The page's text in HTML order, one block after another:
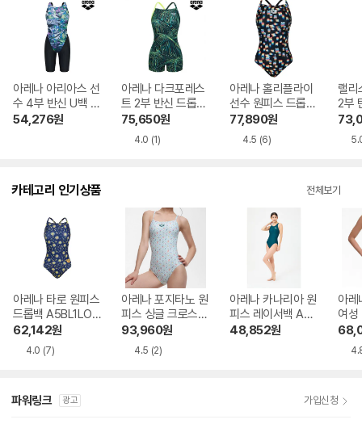
아레나 아리아스 선
수 4부 반신 U백 A
4FL1CE08BLK
54,276원
아레나 다크포레스
트 2부 반신 드롭백
A4FL1LH24GRN
75,650원
4.0 (1)
아레나 홀리플라이
선수 원피스 드롭백
A5FL1CO02BLK
77,890원
4.5 (6)
랠리
2부
카테고리 인기상품 전체보기
아레나 타로 원피스
드롭백 A5BL1LO1
3NVY
62,142원
4.0 (7)
아레나 포지타노 원
피스 싱글 크로스
스트랩백 A6BL1LO
14 MNT
93,960원
4.5 (2)
아레나 카나리아 원
피스 레이서백 A4F
L1LO02DGN
48,852원
아레
여성
파워링크 광고 가입신청